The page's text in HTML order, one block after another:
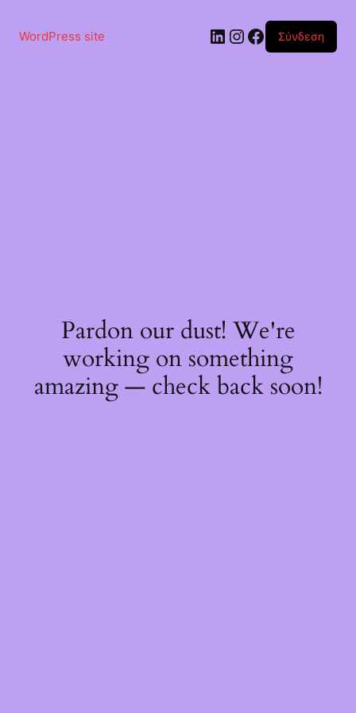
περιεχόμενο
WordPress site Linkedin
Instagram
Facebook
Σύνδεση
Pardon our dust! We're
working on something
amazing — check back soon!